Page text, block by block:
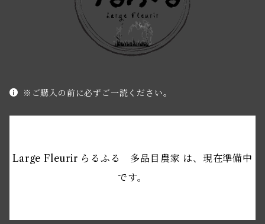
※ご購入の前に必ずご一読ください。
Large Fleurir らるふる 多品目農家 は、現在準備中
です。